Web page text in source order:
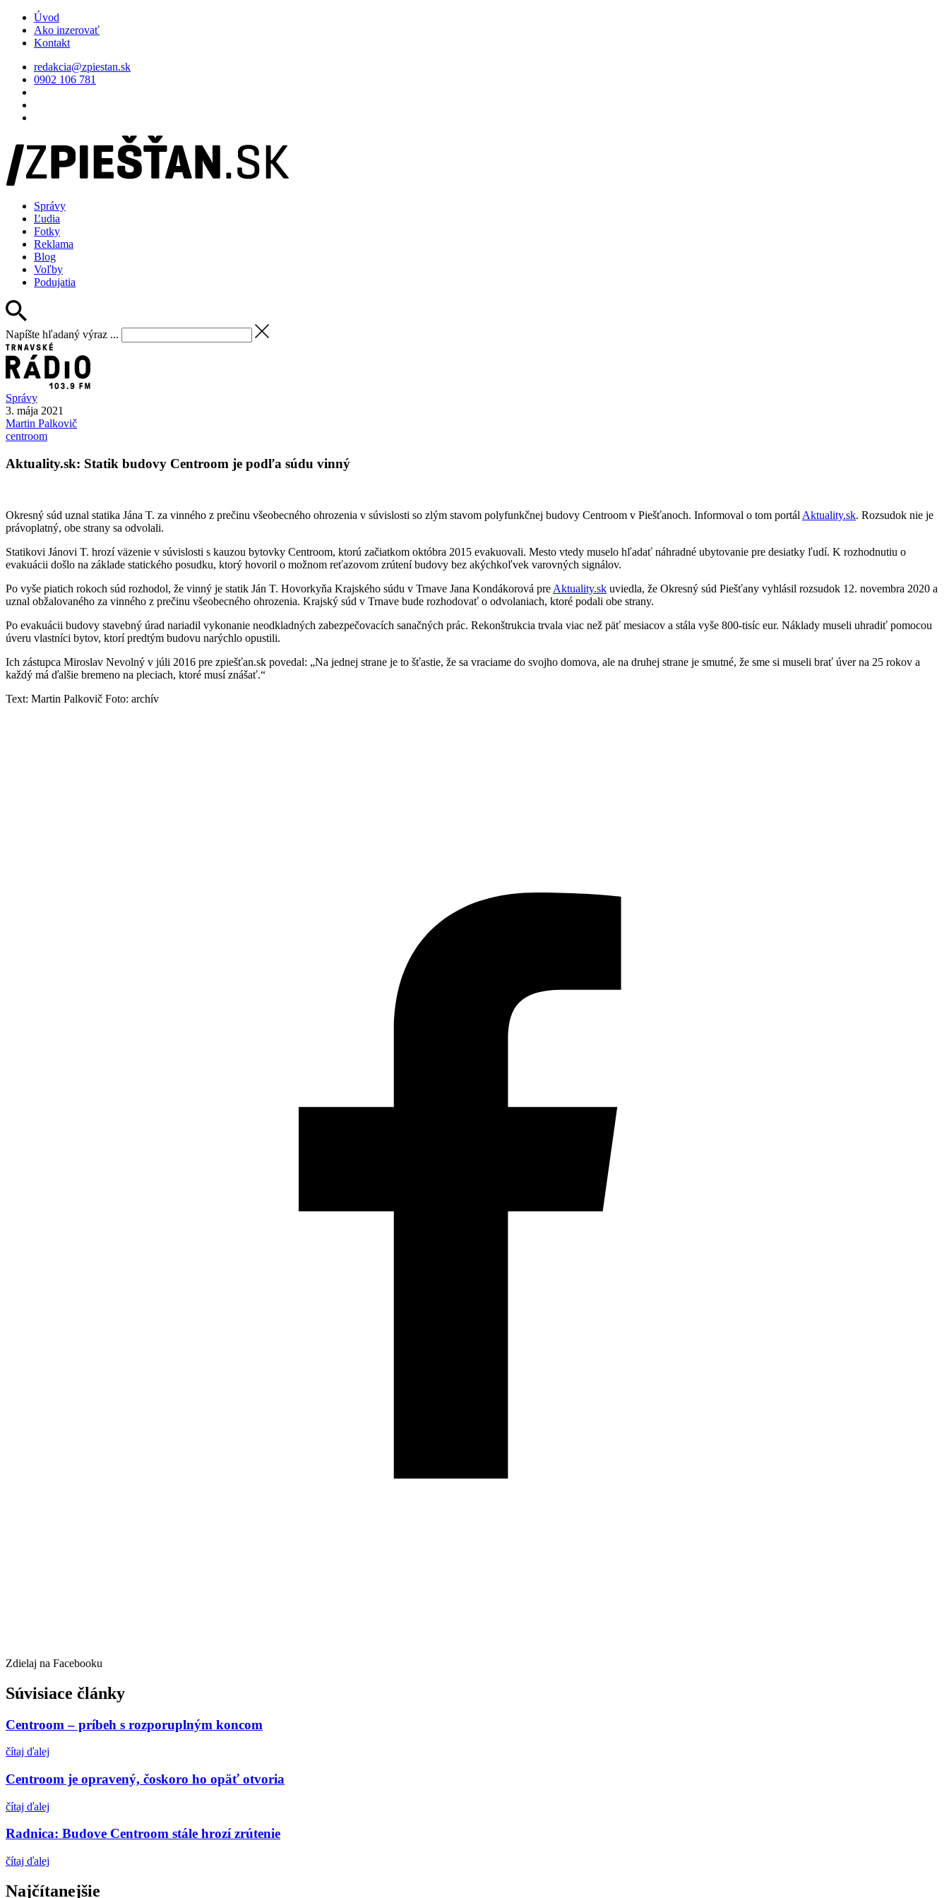
Úvod
Ako inzerovať
Kontakt
redakcia@zpiestan.sk
0902 106 781
Správy
Ľudia
Fotky
Reklama
Blog
Voľby
Podujatia
Napíšte hľadaný výraz ...
Správy
3. mája 2021
Martin Palkovič
centroom
Aktuality.sk: Statik budovy Centroom je podľa súdu vinný
Okresný súd uznal statika Jána T. za vinného z prečinu všeobecného ohrozenia v súvislosti so zlým stavom polyfunkčnej budovy Centroom v Piešťanoch. Informoval o tom portál Aktuality.sk. Rozsudok nie je
právoplatný, obe strany sa odvolali.
Statikovi Jánovi T. hrozí väzenie v súvislosti s kauzou bytovky Centroom, ktorú začiatkom októbra 2015 evakuovali. Mesto vtedy muselo hľadať náhradné ubytovanie pre desiatky ľudí. K rozhodnutiu o
evakuácii došlo na základe statického posudku, ktorý hovoril o možnom reťazovom zrútení budovy bez akýchkoľvek varovných signálov.
Po vyše piatich rokoch súd rozhodol, že vinný je statik Ján T. Hovorkyňa Krajského súdu v Trnave Jana Kondákorová pre Aktuality.sk uviedla, že Okresný súd Piešťany vyhlásil rozsudok 12. novembra 2020 a
uznal obžalovaného za vinného z prečinu všeobecného ohrozenia. Krajský súd v Trnave bude rozhodovať o odvolaniach, ktoré podali obe strany.
Po evakuácii budovy stavebný úrad nariadil vykonanie neodkladných zabezpečovacích sanačných prác. Rekonštrukcia trvala viac než päť mesiacov a stála vyše 800-tisíc eur. Náklady museli uhradiť pomocou
úveru vlastníci bytov, ktorí predtým budovu narýchlo opustili.
Ich zástupca Miroslav Nevolný v júli 2016 pre zpiešťan.sk povedal: „Na jednej strane je to šťastie, že sa vraciame do svojho domova, ale na druhej strane je smutné, že sme si museli brať úver na 25 rokov a
každý má ďalšie bremeno na pleciach, ktoré musí znášať.“
Text: Martin Palkovič Foto: archív
Zdielaj na Facebooku
Súvisiace články
Centroom – príbeh s rozporuplným koncom
čítaj ďalej
Centroom je opravený, čoskoro ho opäť otvoria
čítaj ďalej
Radnica: Budove Centroom stále hrozí zrútenie
čítaj ďalej
Najčítanejšie